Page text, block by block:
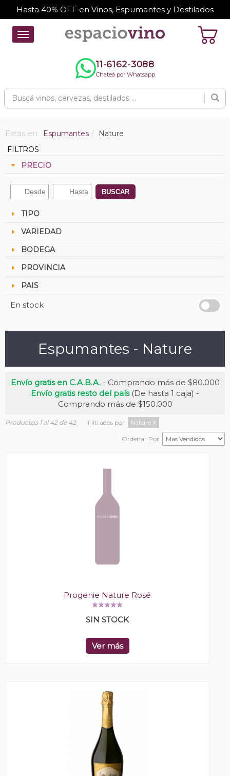
Hasta 40% OFF en Vinos, Espumantes y Destilados
Toggle
navigation
11-6162-3088
Chateá por Whatsapp
Estás en: Espumantes
Nature
FILTROS
PRECIO
BUSCAR
TIPO
VARIEDAD
BODEGA
PROVINCIA
PAIS
En stock
Espumantes - Nature
Envío gratis en C.A.B.A.- Comprando más de $80.000
Envío gratis resto del país(De hasta 1 caja) -
Comprando más de $150.000
Productos 1 al 42 de 42 Filtrados por: Nature X
Ordenar Por:
Progenie Nature Rosé
SIN STOCK
Ver más